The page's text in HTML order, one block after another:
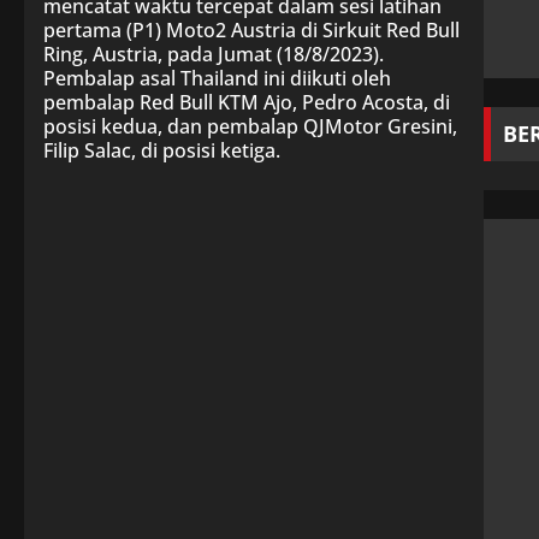
mencatat waktu tercepat dalam sesi latihan
pertama (P1) Moto2 Austria di Sirkuit Red Bull
Ring, Austria, pada Jumat (18/8/2023).
Pembalap asal Thailand ini diikuti oleh
pembalap Red Bull KTM Ajo, Pedro Acosta, di
posisi kedua, dan pembalap QJMotor Gresini,
Filip Salac, di posisi ketiga.